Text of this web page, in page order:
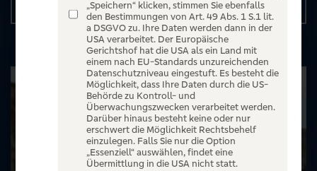
Details
„Speichern“ klicken, stimmen Sie ebenfalls
den Bestimmungen von Art. 49 Abs. 1 S.1 lit.
a DSGVO zu. Ihre Daten werden dann in der
USA verarbeitet. Der Europäische
Gerichtshof hat die USA als ein Land mit
einem nach EU-Standards unzureichenden
Datenschutzniveau eingestuft. Es besteht die
Möglichkeit, dass Ihre Daten durch die US-
Behörde zu Kontroll- und
Überwachungszwecken verarbeitet werden.
Darüber hinaus besteht keine oder nur
erschwert die Möglichkeit Rechtsbehelf
einzulegen. Falls Sie nur die Option
„Essenziell“ auswählen, findet eine
Übermittlung in die USA nicht statt.